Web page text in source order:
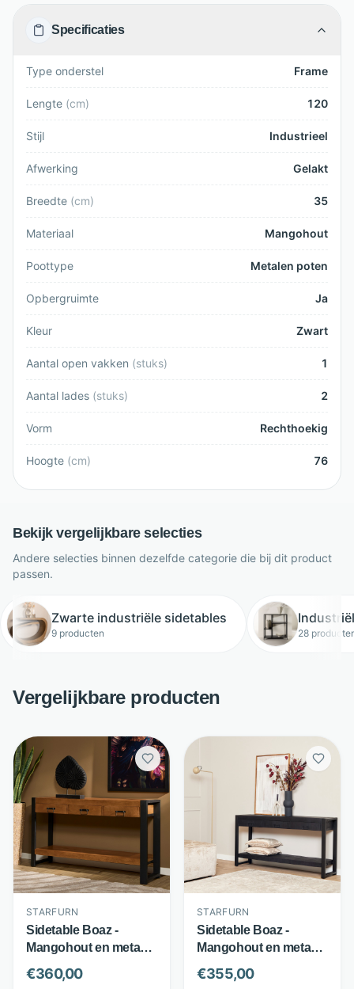
Specificaties
Type onderstel Frame
Lengte (cm) 120
Stijl Industrieel
Afwerking Gelakt
Breedte (cm) 35
Materiaal Mangohout
Poottype Metalen poten
Opbergruimte Ja
Kleur Zwart
Aantal open vakken (stuks) 1
Aantal lades (stuks) 2
Vorm Rechthoekig
Hoogte (cm) 76
Bekijk vergelijkbare selecties
Andere selecties binnen dezelfde categorie die bij dit product
passen.
Zwarte industriële sidetables
9 producten 28
Vergelijkbare producten
STARFURN
Sidetable Boaz -
Mangohout en metaal -
3 lades met stroken
hout - Bruin - Starfurn
€360,00
STARFURN
Sidetable Boaz -
Mangohout en metaal -
3 laden - Zwart -
Starfurn
€355,00